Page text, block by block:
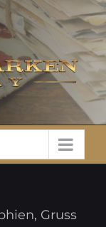
Gruss